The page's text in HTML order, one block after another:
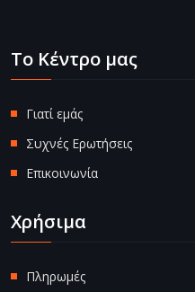
Το Κέντρο μας
Γιατί εμάς
Συχνές Ερωτήσεις
Επικοινωνία
Χρήσιμα
Πληρωμές